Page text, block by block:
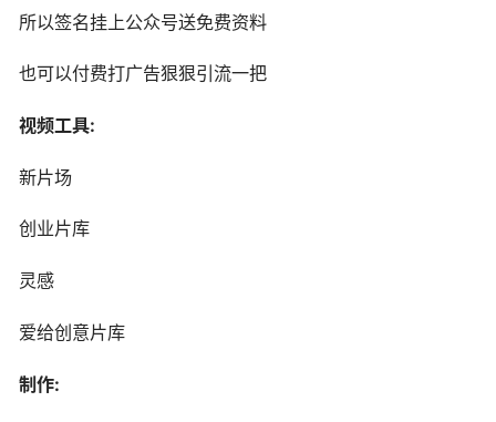
所以签名挂上公众号送免费资料
也可以付费打广告狠狠引流一把
视频工具:
新片场
创业片库
灵感
爱给创意片库
制作: